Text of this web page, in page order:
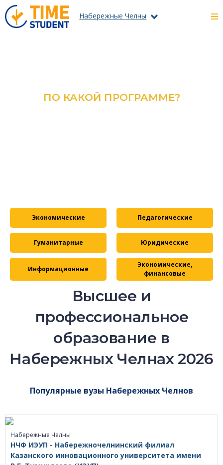
Набережные Челны
ПО КАКОЙ ПРОГРАММЕ?
Экономические Педагогические
Гуманитарные Юридические
Информационные
Экономические,
финансовые
Высшее и
профессиональное
образование в
Набережных Челнах 2026
Популярные вузы Набережных Челнов
Набережные Челны
НЧФ ИЭУП - Набережночелнинский филиал
Казанского инновационного университета имени